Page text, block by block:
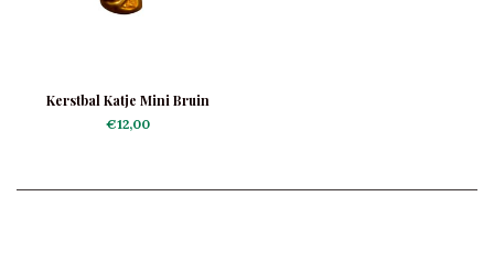
Kerstbal Katje Mini Bruin
€12,00